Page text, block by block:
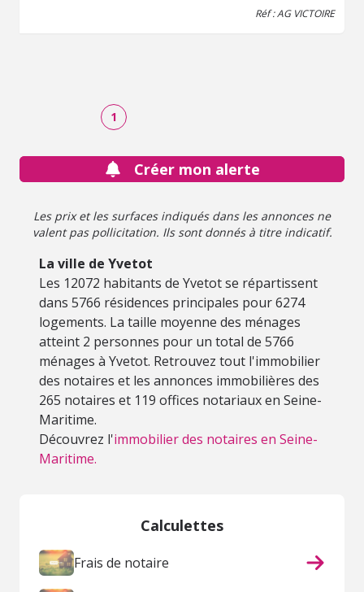
Réf : AG VICTOIRE
1
Créer mon alerte
Les prix et les surfaces indiqués dans les annonces ne
valent pas pollicitation. Ils sont donnés à titre indicatif.
La ville de Yvetot
Les 12072 habitants de Yvetot se répartissent
dans 5766 résidences principales pour 6274
logements. La taille moyenne des ménages
atteint 2 personnes pour un total de 5766
ménages à Yvetot. Retrouvez tout l'immobilier
des notaires et les annonces immobilières des
265 notaires et 119 offices notariaux en Seine-
Maritime.
Découvrez l'immobilier des notaires en Seine-
Maritime.
Calculettes
Frais de notaire